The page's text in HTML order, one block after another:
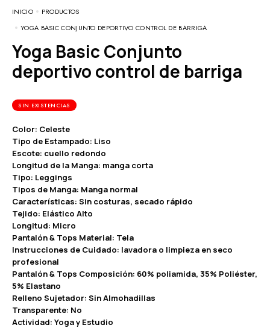
INICIO
PRODUCTOS
YOGA BASIC CONJUNTO DEPORTIVO CONTROL DE BARRIGA
Yoga Basic Conjunto
deportivo control de barriga
SIN EXISTENCIAS
Color: Celeste
Tipo de Estampado: Liso
Escote: cuello redondo
Longitud de la Manga: manga corta
Tipo: Leggings
Tipos de Manga: Manga normal
Características: Sin costuras, secado rápido
Tejido: Elástico Alto
Longitud: Micro
Pantalón & Tops Material: Tela
Instrucciones de Cuidado: lavadora o limpieza en seco
profesional
Pantalón & Tops Composición: 60% poliamida, 35% Poliéster,
5% Elastano
Relleno Sujetador: Sin Almohadillas
Transparente: No
Actividad: Yoga y Estudio